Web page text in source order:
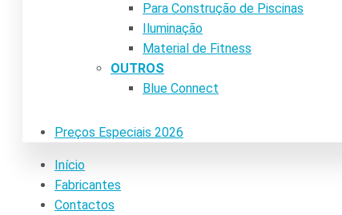
Para Construção de Piscinas
Iluminação
Material de Fitness
OUTROS
Blue Connect
Preços Especiais 2026
Início
Fabricantes
Contactos